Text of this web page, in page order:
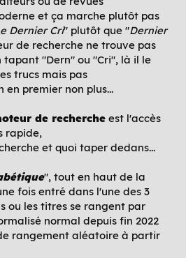
et ça marche plutôt pas
Dernier Cri" plutôt que "Dernier
de recherche ne trouve pas
"Dern" ou "Cri", là il le
trucs mais pas
en premier non plus...
de recherche est l'accès
rapide,
et quoi taper dedans...
", tout en haut de la
fois entré dans l'une des 3
ou les titres se rangent par
normal depuis fin 2022
rangement aléatoire à partir